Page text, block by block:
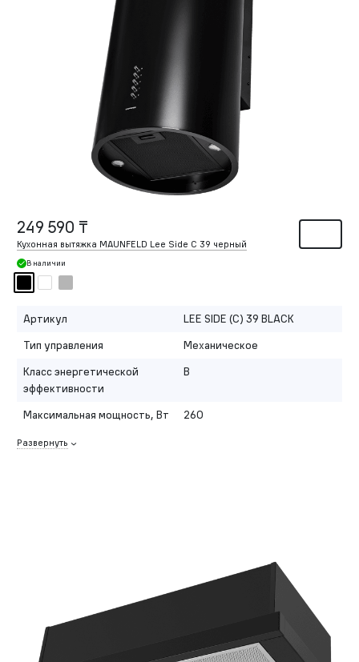
249 590 ₸
Кухонная вытяжка MAUNFELD Lee Side C 39 черный
В наличии
Артикул
LEE SIDE (C) 39 BLACK
Тип управления
Механическое
Класс энергетической
эффективности
B
Максимальная мощность, Вт 260
Развернуть